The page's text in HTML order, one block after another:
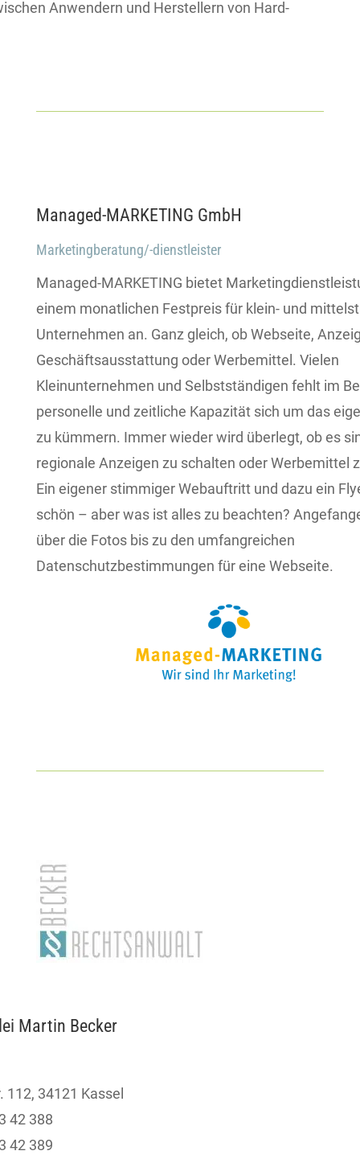
Anwendern und Herstellern von Hard-
Managed-MARKETING GmbH
Marketingberatung/-dienstleister
Managed-MARKETING bietet
einem monatlichen Festpreis für klein- und
Unternehmen an. Ganz gleich, ob Webseite,
Geschäftsausstattung oder Werbemittel. Vielen
Kleinunternehmen und Selbstständigen fehlt im
personelle und zeitliche Kapazität sich um das
zu kümmern. Immer wieder wird überlegt, ob es
regionale Anzeigen zu schalten oder Werbemittel
Ein eigener stimmiger Webauftritt und dazu ein
schön – aber was ist alles zu beachten?
über die Fotos bis zu den umfangreichen
Datenschutzbestimmungen für eine Webseite.
Martin Becker
34121 Kassel
42 388
42 389